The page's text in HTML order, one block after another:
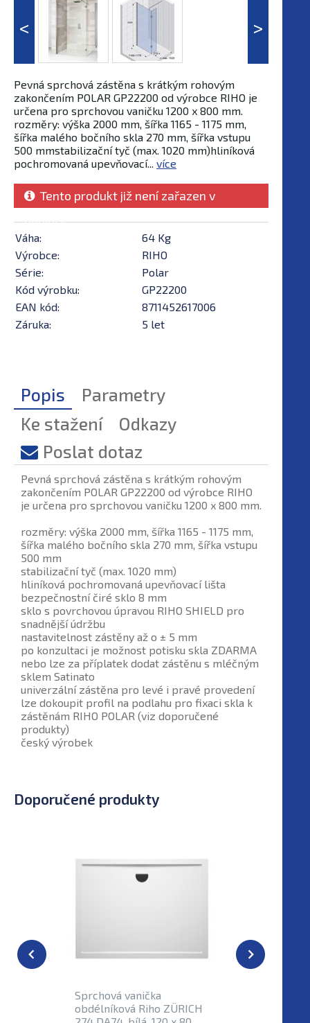
Pevná sprchová zástěna s krátkým rohovým
zakončením POLAR GP22200 od výrobce RIHO je
určena pro sprchovou vaničku 1200 x 800 mm.
rozměry: výška 2000 mm, šířka 1165 - 1175 mm,
šířka malého bočního skla 270 mm, šířka vstupu
500 mmstabilizační tyč (max. 1020 mm)hliníková
pochromovaná upevňovací... více
Tento produkt již není zařazen v
nabídce
Váha:
64 Kg
Výrobce:
RIHO
Série:
Polar
Kód výrobku:
GP22200
EAN kód:
8711452617006
Záruka:
5 let
Popis
Parametry
Ke stažení
Odkazy
Poslat dotaz
Pevná sprchová zástěna s krátkým rohovým
zakončením POLAR GP22200 od výrobce RIHO
je určena pro sprchovou vaničku 1200 x 800 mm.
rozměry: výška 2000 mm, šířka 1165 - 1175 mm,
šířka malého bočního skla 270 mm, šířka vstupu
500 mm
stabilizační tyč (max. 1020 mm)
hliníková pochromovaná upevňovací lišta
bezpečnostní čiré sklo 8 mm
sklo s povrchovou úpravou RIHO SHIELD pro
snadnější údržbu
nastavitelnost zástěny až o ± 5 mm
po konzultaci je možnost potisku skla ZDARMA
nebo lze za příplatek dodat zástěnu s mléčným
sklem Satinato
univerzální zástěna pro levé i pravé provedení
lze dokoupit profil na podlahu pro fixaci skla k
zástěnám RIHO POLAR (viz doporučené
produkty)
český výrobek
Doporučené produkty
Sprchová vanička
obdélníková Riho ZÜRICH